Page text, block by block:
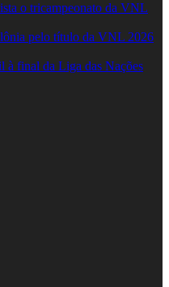
o tricampeonato da VNL
pelo título da VNL 2026
à final da Liga das Nações